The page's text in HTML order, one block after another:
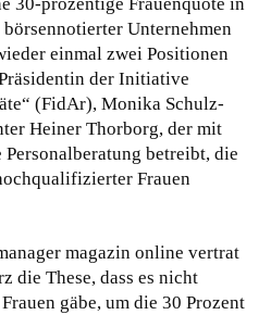
Unternehmen
einmal zwei Positionen
der Initiative
(FidAr), Monika Schulz-
Heiner Thorborg, der mit
Personalberatung betreibt, die
Frauen
magazin online vertrat
die These, dass es nicht
gäbe, um die 30 Prozent